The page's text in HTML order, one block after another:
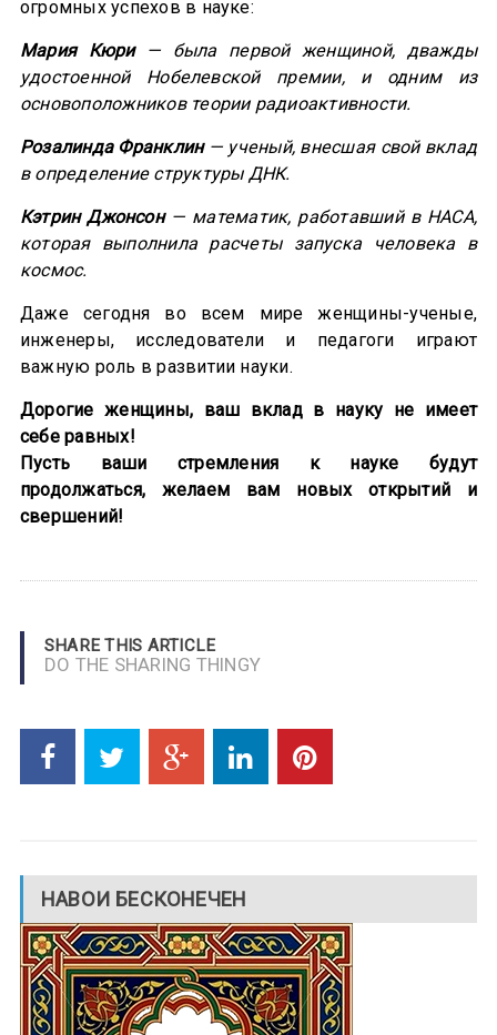
огромных успехов в науке:
Мария Кюри — была первой женщиной, дважды
удостоенной Нобелевской премии, и одним из
основоположников теории радиоактивности.
Розалинда Франклин— ученый, внесшая свой вклад
в определение структуры ДНК.
Кэтрин Джонсон— математик, работавший в НАСА,
которая выполнила расчеты запуска человека в
космос.
Даже сегодня во всем мире женщины-ученые,
инженеры, исследователи и педагоги играют
важную роль в развитии науки.
Дорогие женщины, ваш вклад в науку не имеет
себе равных!
Пусть ваши стремления к науке будут
продолжаться, желаем вам новых открытий и
свершений!
SHARE THIS ARTICLE
DO THE SHARING THINGY
НАВОИ БЕСКОНЕЧЕН